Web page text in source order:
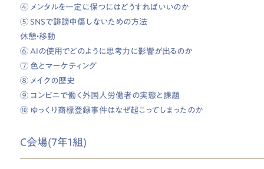
④ メンタルを一定に保つにはどうすればいいのか
⑤ SNSで誹謗中傷しないための方法
休憩・移動
⑥ AIの使用でどのように思考力に影響が出るのか
⑦ 色とマーケティング
⑧ メイクの歴史
⑨ コンビニで働く外国人労働者の実態と課題
⑩ ゆっくり商標登録事件はなぜ起こってしまったのか
C会場(7年1組)